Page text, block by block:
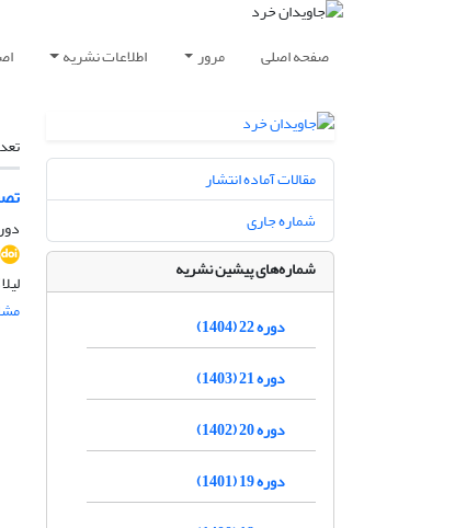
صفحه اصلی مرور اطلاعات نشریه
دوره 17، شماره 1،
مقالات آماده انتشار
شماره جاری
شماره‌های پیشین نشریه
دوره 22 (1404)
دوره 21 (1403)
دوره 20 (1402)
دوره 19 (1401)